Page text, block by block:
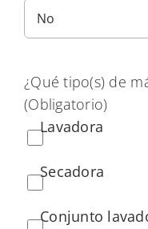
¿Qué tipo(s) de
(Obligatorio)
Lavadora
Secadora
Conjunto